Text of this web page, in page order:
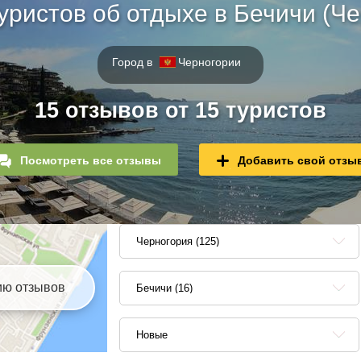
об отдыхе в Бечичи
Город в Черногории
15 отзывов от 15 туристов
Посмотреть все отзывы Добавить свой
отзывов
Черногория (125)
Бечичи (16)
Новые